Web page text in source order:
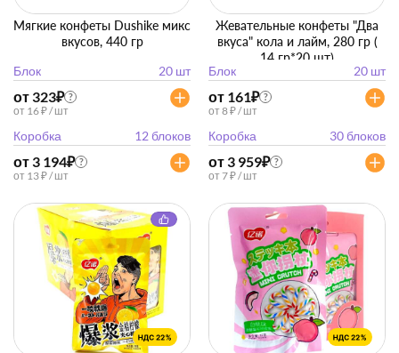
Мягкие конфеты Dushike микс
вкусов, 440 гр
Блок
20 шт
от 323₽ ?
от 16 ₽ / шт
Коробка 12 блоков
от 3 194₽ ?
от 13 ₽ / шт
Жевательные конфеты "Два
вкуса" кола и лайм, 280 гр (
14 гр*20 шт)
Блок
20 шт
от 161₽ ?
от 8 ₽ / шт
Коробка 30 блоков
от 3 959₽ ?
от 7 ₽ / шт